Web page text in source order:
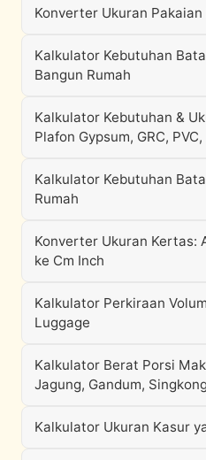
Konverter Ukuran
Kalkulator Kebutuhan
Bangun Rumah
Kalkulator Kebutuhan &
Plafon Gypsum, GRC,
Kalkulator Kebutuhan
Rumah
Konverter Ukuran Kertas:
ke Cm Inch
Kalkulator Perkiraan
Luggage
Kalkulator Berat Porsi
Jagung, Gandum,
Kalkulator Ukuran Kasur